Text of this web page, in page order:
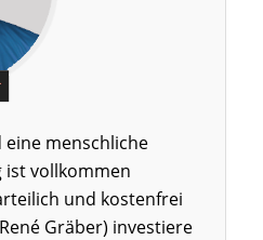
menschliche
ist vollkommen
und kostenfrei
Gräber) investiere